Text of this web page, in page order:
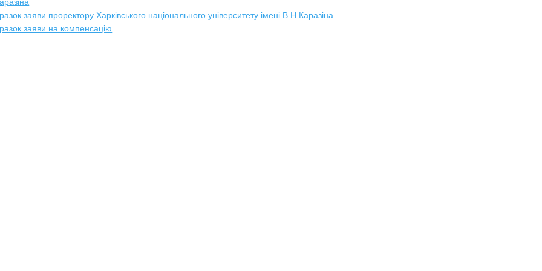
заяви проректору Харківського національного університету імені В.Н.Каразіна
заяви на компенсацію